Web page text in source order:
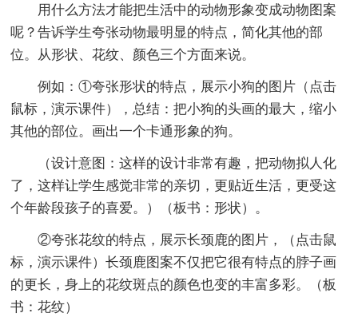
用什么方法才能把生活中的动物形象变成动物图案
呢？告诉学生夸张动物最明显的特点，简化其他的部
位。从形状、花纹、颜色三个方面来说。
例如：①夸张形状的特点，展示小狗的图片（点击
鼠标，演示课件），总结：把小狗的头画的最大，缩小
其他的部位。画出一个卡通形象的狗。
（设计意图：这样的设计非常有趣，把动物拟人化
了，这样让学生感觉非常的亲切，更贴近生活，更受这
个年龄段孩子的喜爱。）（板书：形状）。
②夸张花纹的特点，展示长颈鹿的图片，（点击鼠
标，演示课件）长颈鹿图案不仅把它很有特点的脖子画
的更长，身上的花纹斑点的颜色也变的丰富多彩。（板
书：花纹）